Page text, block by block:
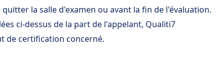
la salle d'examen ou avant la fin de l'évaluation.
ci-dessus de la part de l'appelant, Qualiti7
de certification concerné.